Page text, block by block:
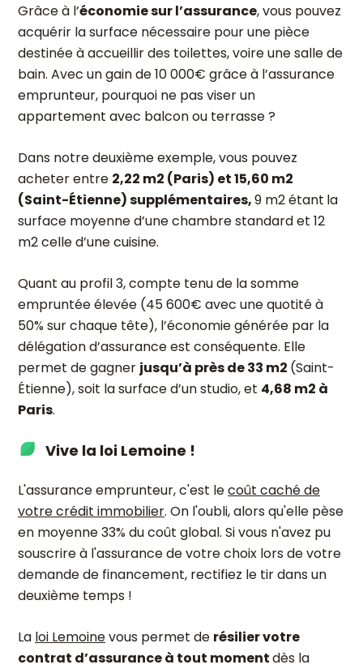
Grâce à l’économie sur l’assurance, vous pouvez
acquérir la surface nécessaire pour une pièce
destinée à accueillir des toilettes, voire une salle de
bain. Avec un gain de 10 000€ grâce à l’assurance
emprunteur, pourquoi ne pas viser un
appartement avec balcon ou terrasse ?
Dans notre deuxième exemple,vous pouvez
acheter entre 2,22 m2 (Paris) et 15,60 m2
(Saint-Étienne) supplémentaires,9 m2 étant la
surface moyenne d’une chambre standard et 12
m2 celle d’une cuisine.
Quant au profil 3, compte tenu de la somme
empruntée élevée (45 600€ avec une quotité à
50% sur chaque tête), l’économie générée par la
délégation d’assurance est conséquente. Elle
permet de gagner jusqu’à près de 33 m2 (Saint-
Étienne), soit la surface d’un studio, et 4,68 m2 à
Paris.
Vive la loi Lemoine !
L'assurance emprunteur, c'est lecoût caché de
votre crédit immobilier. On l'oubli, alors qu'elle pèse
en moyenne 33% du coût global. Si vous n'avez pu
souscrire à l'assurance de votre choix lors de votre
demande de financement, rectifiez le tir dans un
deuxième temps !
La loi Lemoinevous permet de résilier votre
contrat d’assurance à tout momentdès la